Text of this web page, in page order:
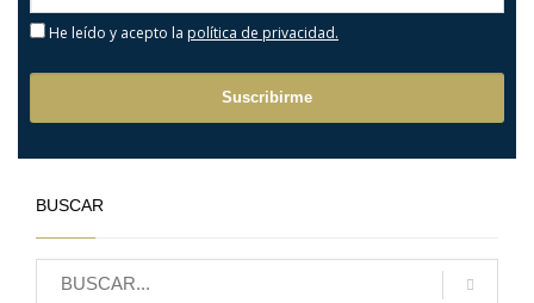
He leído y acepto la política de privacidad.
BUSCAR